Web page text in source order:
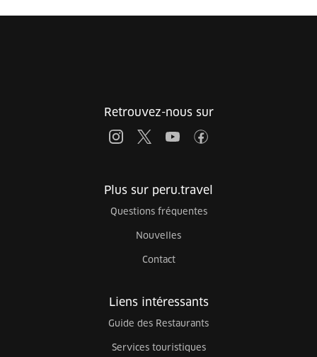
Retrouvez-nous sur
Plus sur peru.travel
Questions fréquentes
Nouvelles
Contact
Liens intéressants
Guide des Restaurants
Services touristiques